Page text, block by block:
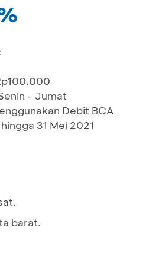
- Jumat
Debit BCA
31 Mei 2021
barat.